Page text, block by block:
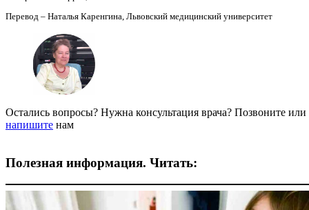
Перевод – Наталья Каренгина, Львовский медицинский университет
Остались вопросы? Нужна консультация врача? Позвоните или
напишите нам
Полезная информация. Читать: